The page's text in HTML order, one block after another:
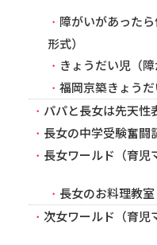
障がいがあった
形式）
きょうだい児（
福岡京築きょう
パパと長女は先天性
長女の中学受験奮闘
長女ワールド（育児
長女のお料理教室
次女ワールド（育児